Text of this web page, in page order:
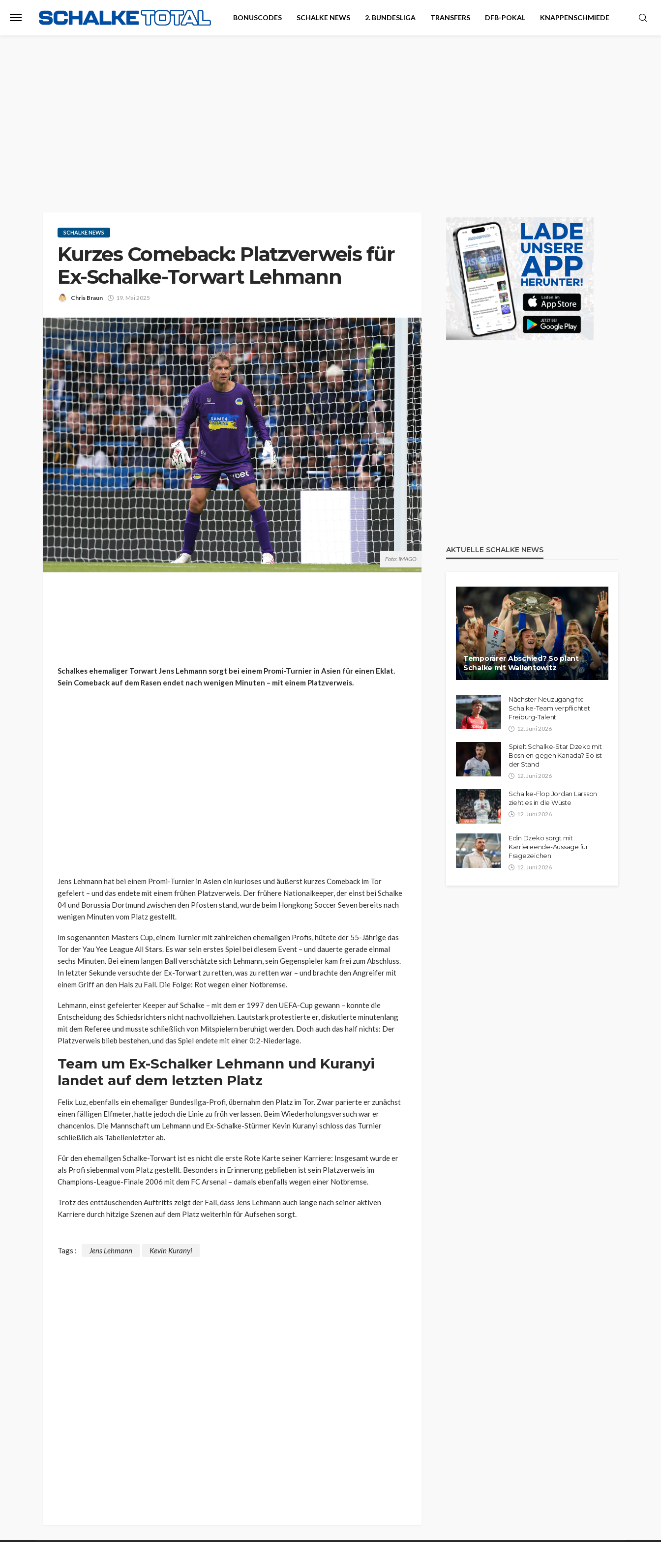
BONUSCODES SCHALKE NEWS 2. BUNDESLIGA TRANSFERS DFB-POKAL KNAPPENSCHMIEDE
SCHALKE NEWS
Kurzes Comeback: Platzverweis für
Ex-Schalke-Torwart Lehmann
Chris Braun 19. Mai 2025
Foto: IMAGO
Schalkes ehemaliger Torwart Jens Lehmann sorgt bei einem Promi-Turnier in Asien für einen Eklat.
Sein Comeback auf dem Rasen endet nach wenigen Minuten – mit einem Platzverweis.
Jens Lehmann hat bei einem Promi-Turnier in Asien ein kurioses und äußerst kurzes Comeback im Tor
gefeiert – und das endete mit einem frühen Platzverweis. Der frühere Nationalkeeper, der einst bei Schalke
04 und Borussia Dortmund zwischen den Pfosten stand, wurde beim Hongkong Soccer Seven bereits nach
wenigen Minuten vom Platz gestellt.
Im sogenannten Masters Cup, einem Turnier mit zahlreichen ehemaligen Profis, hütete der 55-Jährige das
Tor der Yau Yee League All Stars. Es war sein erstes Spiel bei diesem Event – und dauerte gerade einmal
sechs Minuten. Bei einem langen Ball verschätzte sich Lehmann, sein Gegenspieler kam frei zum Abschluss.
In letzter Sekunde versuchte der Ex-Torwart zu retten, was zu retten war – und brachte den Angreifer mit
einem Griff an den Hals zu Fall. Die Folge: Rot wegen einer Notbremse.
Lehmann, einst gefeierter Keeper auf Schalke – mit dem er 1997 den UEFA-Cup gewann – konnte die
Entscheidung des Schiedsrichters nicht nachvollziehen. Lautstark protestierte er, diskutierte minutenlang
mit dem Referee und musste schließlich von Mitspielern beruhigt werden. Doch auch das half nichts: Der
Platzverweis blieb bestehen, und das Spiel endete mit einer 0:2-Niederlage.
Team um Ex-Schalker Lehmann und Kuranyi
landet auf dem letzten Platz
Felix Luz, ebenfalls ein ehemaliger Bundesliga-Profi, übernahm den Platz im Tor. Zwar parierte er zunächst
einen fälligen Elfmeter, hatte jedoch die Linie zu früh verlassen. Beim Wiederholungsversuch war er
chancenlos. Die Mannschaft um Lehmann und Ex-Schalke-Stürmer Kevin Kuranyi schloss das Turnier
schließlich als Tabellenletzter ab.
Für den ehemaligen Schalke-Torwart ist es nicht die erste Rote Karte seiner Karriere: Insgesamt wurde er
als Profi siebenmal vom Platz gestellt. Besonders in Erinnerung geblieben ist sein Platzverweis im
Champions-League-Finale 2006 mit dem FC Arsenal – damals ebenfalls wegen einer Notbremse.
Trotz des enttäuschenden Auftritts zeigt der Fall, dass Jens Lehmann auch lange nach seiner aktiven
Karriere durch hitzige Szenen auf dem Platz weiterhin für Aufsehen sorgt.
Tags : Jens Lehmann Kevin Kuranyi
AKTUELLE SCHALKE NEWS
Temporärer Abschied? So plant
Schalke mit Wallentowitz
Nächster Neuzugang fix:
Schalke-Team verpflichtet
Freiburg-Talent
12. Juni 2026
Spielt Schalke-Star Dzeko mit
Bosnien gegen Kanada? So ist
der Stand
12. Juni 2026
Schalke-Flop Jordan Larsson
zieht es in die Wüste
12. Juni 2026
Edin Dzeko sorgt mit
Karriereende-Aussage für
Fragezeichen
12. Juni 2026